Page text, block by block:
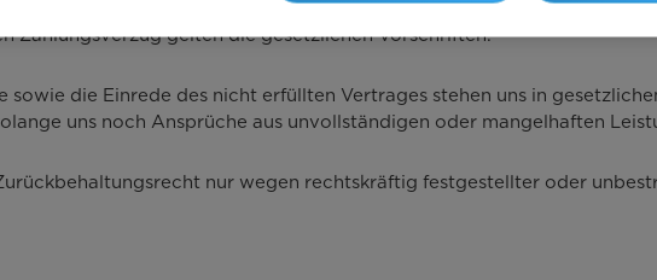
Zahlungsverzug gelten die gesetzlichen Vorschriften.
die Einrede des nicht erfüllten Vertrages stehen uns in
uns noch Ansprüche aus unvollständigen oder mangelhaften
nur wegen rechtskräftig festgestellter oder